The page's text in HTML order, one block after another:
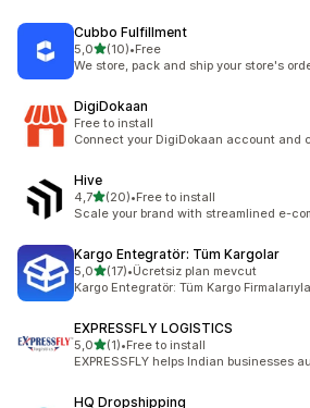
Cubbo Fulfillment
5,0de 5 estrelas
(10)
10 total de avaliações
•Free
We store, pack and ship your store's
DigiDokaan
Free to install
Connect your DigiDokaan account and
Hive
4,7de 5 estrelas
(20)
20 total de avaliações
•Free to install
Scale your brand with streamlined e-
Kargo Entegratör: Tüm Kargolar
5,0de 5 estrelas
(17)
17 total de avaliações
•Ücretsiz plan mevcut
Kargo Entegratör: Tüm Kargo
EXPRESSFLY LOGISTICS
5,0de 5 estrelas
(1)
1 total de avaliações
•Free to install
EXPRESSFLY helps Indian businesses
HQ Dropshipping